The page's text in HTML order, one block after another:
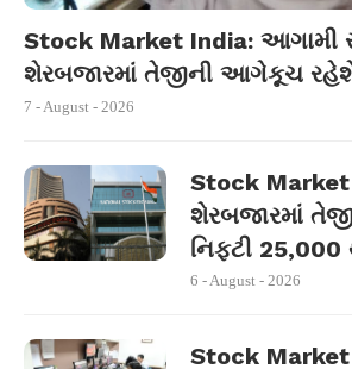
Stock Market India: આગામી
શેરબજારમાં તેજીની આગેકૂચ રહેશે
7 - August - 2026
Stock
શેરબજારમાં
નિફ્ટી
6 - August - 2026
Stock